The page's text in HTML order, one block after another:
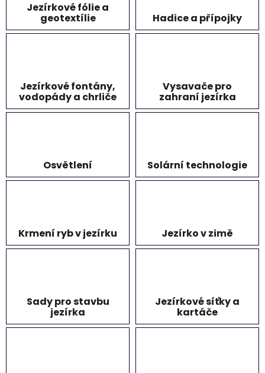
Jezírkové fólie a
geotextílie Hadice a přípojky
Jezírkové fontány,
vodopády a chrliče
Vysavače pro
zahraní jezírka
Osvětlení Solární technologie
Krmení ryb v jezírku Jezírko v zimě
Sady pro stavbu
jezírka
Jezírkové síťky a
kartáče